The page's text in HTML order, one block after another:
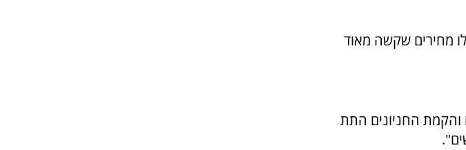
מחירים שקשה מאוד
והקמת החניונים התת